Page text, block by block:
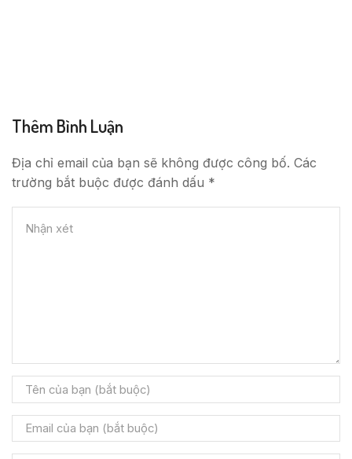
Thêm Bình Luận
Địa chỉ email của bạn sẽ không được công bố. Các
trường bắt buộc được đánh dấu *